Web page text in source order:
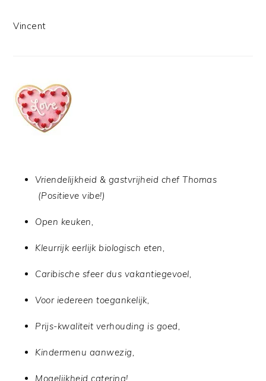
Vincent
Vriendelijkheid & gastvrijheid chef Thomas
(Positieve vibe!)
Open keuken,
Kleurrijk eerlijk biologisch eten,
Caribische sfeer dus vakantiegevoel,
Voor iedereen toegankelijk,
Prijs-kwaliteit verhouding is goed,
Kindermenu aanwezig,
Mogelijkheid catering!